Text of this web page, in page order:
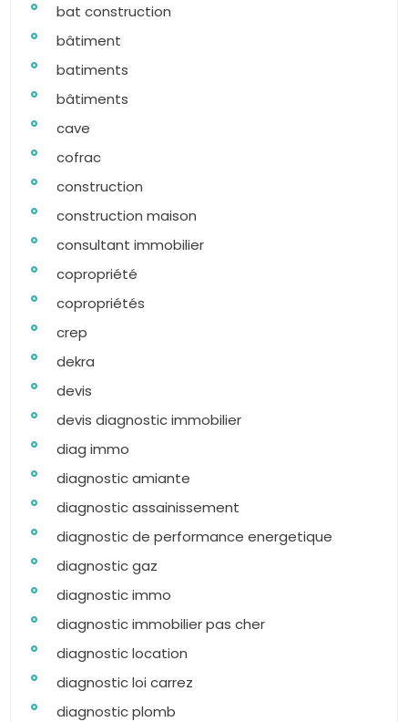
bat construction
bâtiment
batiments
bâtiments
cave
cofrac
construction
construction maison
consultant immobilier
copropriété
copropriétés
crep
dekra
devis
devis diagnostic immobilier
diag immo
diagnostic amiante
diagnostic assainissement
diagnostic de performance energetique
diagnostic gaz
diagnostic immo
diagnostic immobilier pas cher
diagnostic location
diagnostic loi carrez
diagnostic plomb